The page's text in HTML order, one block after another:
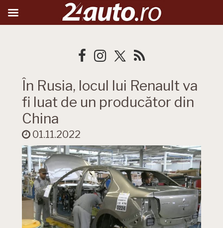
În Rusia, locul lui Renault va
fi luat de un producător din
China
01.11.2022